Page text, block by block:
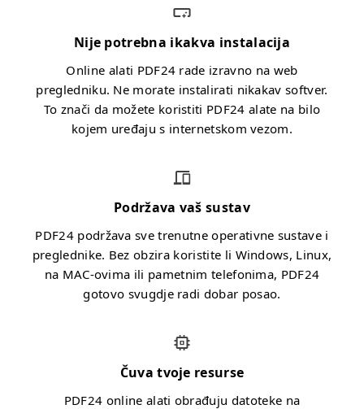
Nije potrebna ikakva instalacija
Online alati PDF24 rade izravno na web
pregledniku. Ne morate instalirati nikakav softver.
To znači da možete koristiti PDF24 alate na bilo
kojem uređaju s internetskom vezom.
Podržava vaš sustav
PDF24 podržava sve trenutne operativne sustave i
preglednike. Bez obzira koristite li Windows, Linux,
na MAC-ovima ili pametnim telefonima, PDF24
gotovo svugdje radi dobar posao.
Čuva tvoje resurse
PDF24 online alati obrađuju datoteke na